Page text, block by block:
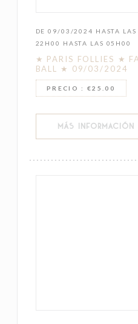
DE 09/03/2024 HASTA
22H00 HASTA LAS 05H00
★ PARIS FOLLIES ★
BALL ★ 09/03/2024
PRECIO : €25.00
MÁS INFORMACIÓN